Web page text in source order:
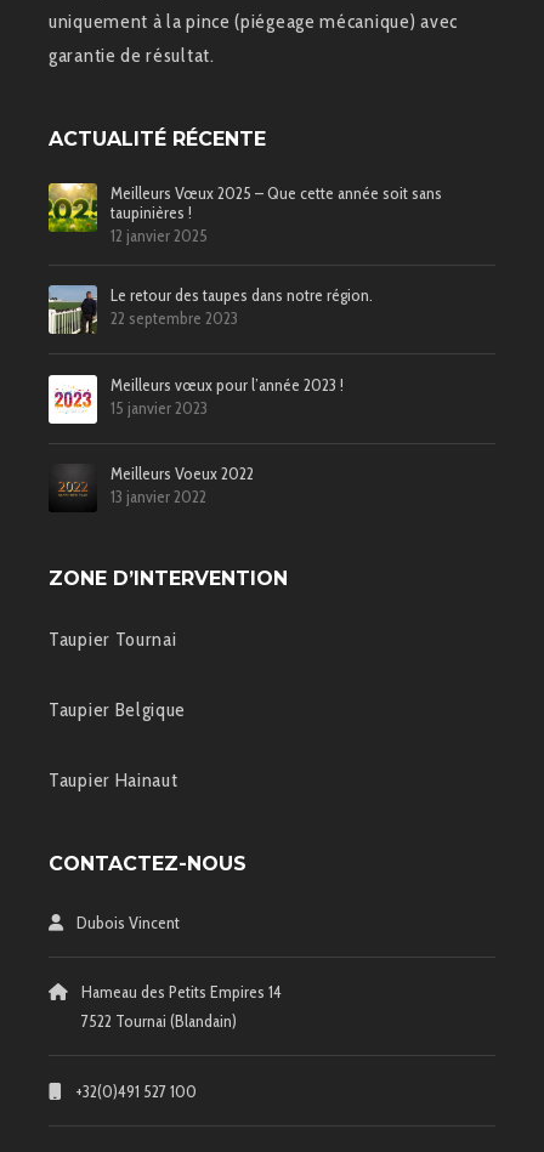
uniquement à la pince (piégeage mécanique) avec
garantie de résultat.
ACTUALITÉ RÉCENTE
Meilleurs Vœux 2025 – Que cette année soit sans
taupinières !
12 janvier 2025
Le retour des taupes dans notre région.
22 septembre 2023
Meilleurs vœux pour l’année 2023 !
15 janvier 2023
Meilleurs Voeux 2022
13 janvier 2022
ZONE D’INTERVENTION
Taupier Tournai
Taupier Belgique
Taupier Hainaut
CONTACTEZ-NOUS
Dubois Vincent
Hameau des Petits Empires 14
7522 Tournai (Blandain)
+32(0)491 527 100